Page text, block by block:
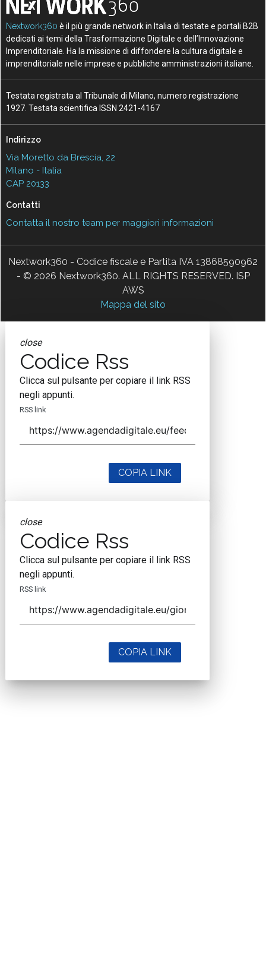
Nextwork360 è il più grande network in Italia di testate e portali B2B
dedicati ai temi della Trasformazione Digitale e dell’Innovazione
Imprenditoriale. Ha la missione di diffondere la cultura digitale e
imprenditoriale nelle imprese e pubbliche amministrazioni italiane.
Testata registrata al Tribunale di Milano, numero registrazione
1927. Testata scientifica ISSN 2421-4167
Indirizzo
Via Moretto da Brescia, 22
Milano - Italia
CAP 20133
Contatti
Contatta il nostro team per maggiori informazioni
Nextwork360 - Codice fiscale e Partita IVA 13868590962
- © 2026 Nextwork360. ALL RIGHTS RESERVED. ISP
AWS
Mappa del sito
close
Codice Rss
Clicca sul pulsante per copiare il link RSS
negli appunti.
RSS link
COPIA LINK
close
Codice Rss
Clicca sul pulsante per copiare il link RSS
negli appunti.
RSS link
COPIA LINK